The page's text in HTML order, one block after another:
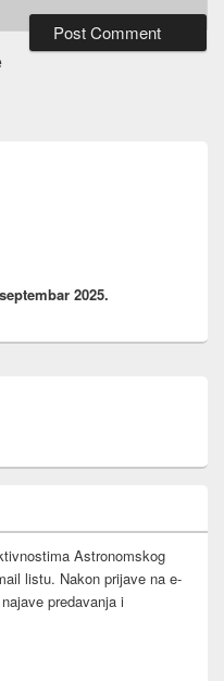
2025.
Astronomskog
listu. Nakon prijave na e-
predavanja i